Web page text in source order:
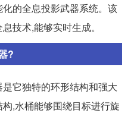
的全息投影武器系统。该
技术,能够实时生成。
?
它独特的环形结构和强大
,水桶能够围绕目标进行旋